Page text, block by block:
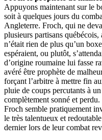
Appuyons maintenant sur le
soit à quelques jours du
Angleterre. Froch, qui ne
plusieurs partisans
n’était rien de plus qu’un
espéraient, ou plutôt,
d’origine roumaine lui fasse
avéré être prophète de
forçant l’arbitre à mettre fin
pluie de coups percutants à
complètement sonné et
Froch semble pratiquement
le très talentueux et
dernier lors de leur combat